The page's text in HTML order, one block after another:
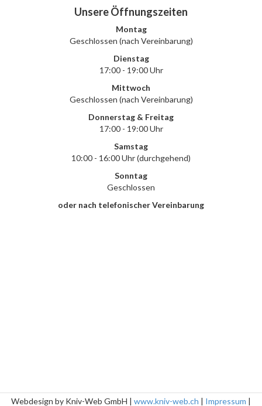
Unsere Öffnungszeiten
Montag
Geschlossen (nach Vereinbarung)
Dienstag
17:00 - 19:00 Uhr
Mittwoch
Geschlossen (nach Vereinbarung)
Donnerstag & Freitag
17:00 - 19:00 Uhr
Samstag
10:00 - 16:00 Uhr (durchgehend)
Sonntag
Geschlossen
oder nach telefonischer Vereinbarung
Webdesign by Kniv-Web GmbH | www.kniv-web.ch | Impressum |